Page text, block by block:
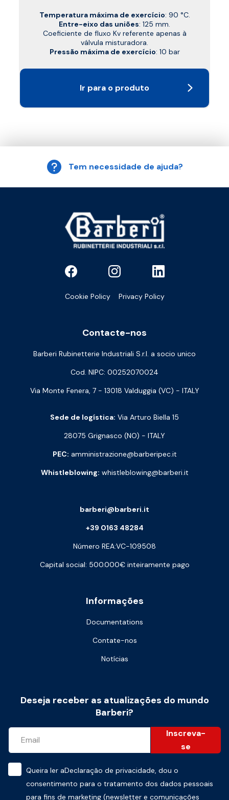
Temperatura máxima de exercício: 90 °C.
Entre-eixo das uniões: 125 mm.
Coeficiente de fluxo Kv referente apenas à
válvula misturadora.
Pressão máxima de exercício: 10 bar
Ir para o produto
Tem necessidade de ajuda?
Cookie Policy Privacy Policy
Contacte-nos
Barberi Rubinetterie Industriali S.r.l. a socio unico
Cod. NIPC: 00252070024
Via Monte Fenera, 7 - 13018 Valduggia (VC) - ITALY
Sede de logística: Via Arturo Biella 15
28075 Grignasco (NO) - ITALY
PEC: amministrazione@barberipec.it
Whistleblowing: whistleblowing@barberi.it
Informações
Documentations
Contate-nos
Notícias
barberi@barberi.it
+39 0163 48284
Número REA:VC-109508
Capital social: 500.000€ inteiramente pago
Deseja receber as atualizações do mundo
Barberi?
Inscreva-
se
Queira ler aDeclaração de privacidade, dou o
consentimento para o tratamento dos dados pessoais
para fins de marketing (newsletter e comunicações